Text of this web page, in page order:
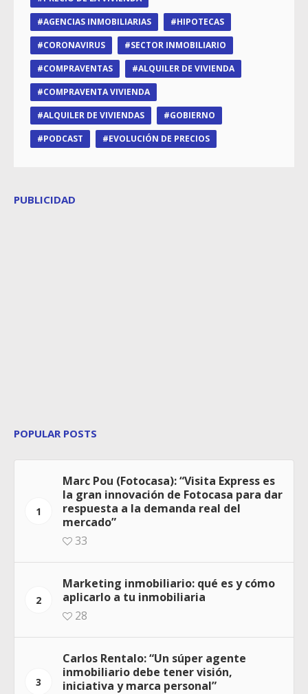
AGENCIAS INMOBILIARIAS
HIPOTECAS
CORONAVIRUS
SECTOR INMOBILIARIO
COMPRAVENTAS
ALQUILER DE VIVIENDA
COMPRAVENTA VIVIENDA
ALQUILER DE VIVIENDAS
GOBIERNO
PODCAST
EVOLUCIÓN DE PRECIOS
PUBLICIDAD
POPULAR POSTS
1
Marc Pou (Fotocasa): “Visita Express es
la gran innovación de Fotocasa para dar
respuesta a la demanda real del
mercado”
33
2
Marketing inmobiliario: qué es y cómo
aplicarlo a tu inmobiliaria
28
3
Carlos Rentalo: “Un súper agente
inmobiliario debe tener visión,
iniciativa y marca personal”